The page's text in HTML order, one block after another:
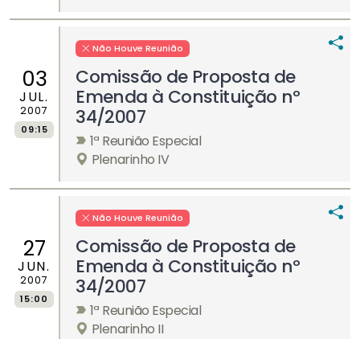
03
JUL.
2007
09:15
Não Houve Reunião
Comissão de Proposta de
Emenda à Constituição nº
34/2007
1ª Reunião Especial
Plenarinho IV
27
JUN.
2007
15:00
Não Houve Reunião
Comissão de Proposta de
Emenda à Constituição nº
34/2007
1ª Reunião Especial
Plenarinho II